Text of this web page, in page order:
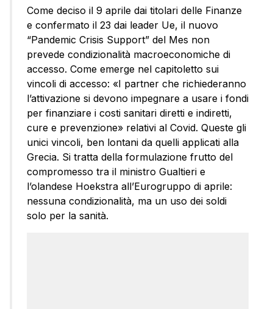
Come deciso il 9 aprile dai titolari delle Finanze
e confermato il 23 dai leader Ue, il nuovo
“Pandemic Crisis Support” del Mes non
prevede condizionalità macroeconomiche di
accesso. Come emerge nel capitoletto sui
vincoli di accesso: «I partner che richiederanno
l’attivazione si devono impegnare a usare i fondi
per finanziare i costi sanitari diretti e indiretti,
cure e prevenzione» relativi al Covid. Queste gli
unici vincoli, ben lontani da quelli applicati alla
Grecia. Si tratta della formulazione frutto del
compromesso tra il ministro Gualtieri e
l’olandese Hoekstra all’Eurogruppo di aprile:
nessuna condizionalità, ma un uso dei soldi
solo per la sanità.